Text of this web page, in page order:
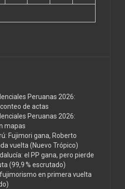
Peruanas 2026:
de actas
Peruanas 2026:
mapas
Fujimori gana, Roberto
vuelta (Nuevo Trópico)
el PP gana, pero pierde
(99,9 % escrutado)
en primera vuelta